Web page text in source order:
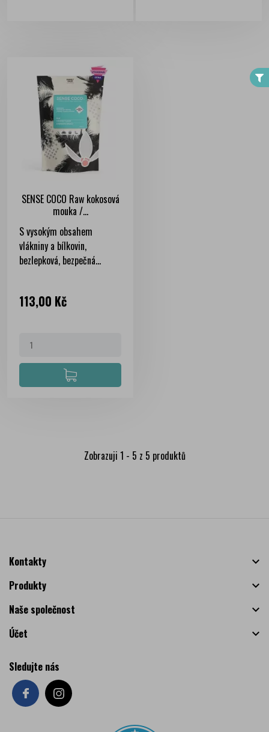
SENSE COCO Raw kokosová
mouka /...
S vysokým obsahem
vlákniny a bílkovin,
bezlepková, bezpečná...
Cena
113,00 Kč
Zobrazuji 1 - 5 z 5 produktů
Kontakty

Produkty

Naše společnost

Účet

Sledujte nás